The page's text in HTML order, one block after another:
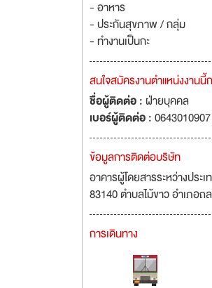
- อาหาร
- ประกันสุขภาพ / กลุ่ม
- ทำงานเป็นกะ
สนใจสมัครงานตำแหน่งงาน
ชื่อผู้ติดต่อ :ฝ่ายบุคคล
เบอร์ผู้ติดต่อ :0643010907
ข้อมูลการติดต่อบริษัท
อาคารผู้โดยสารระหว่างปร
83140 ตำบลไม้ขาว อำเภอถ
การเดินทาง